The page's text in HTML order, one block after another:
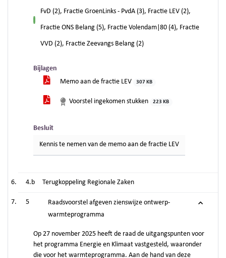
voor
FvD (2), Fractie GroenLinks - PvdA (3), Fractie LEV (2),
Fractie ONS Belang (5), Fractie Volendam|80 (4), Fractie
VVD (2), Fractie Zeevangs Belang (2)
Bijlagen
Memo aan de fractie LEV
307 KB
Voorstel ingekomen stukken 223 KB
Besluit
Kennis te nemen van de memo aan de fractie LEV
4.b Terugkoppeling Regionale Zaken
5
Raadsvoorstel afgeven zienswijze ontwerp-
warmteprogramma
Op 27 november 2025 heeft de raad de uitgangspunten voor
het programma Energie en Klimaat vastgesteld, waaronder
die voor het warmteprogramma. Aan de hand van deze